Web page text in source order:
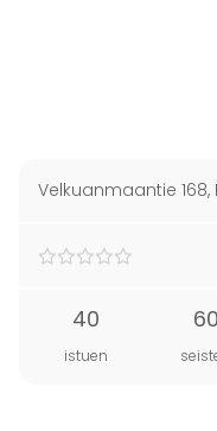
Velkuanmaantie 168,
40
istuen
60